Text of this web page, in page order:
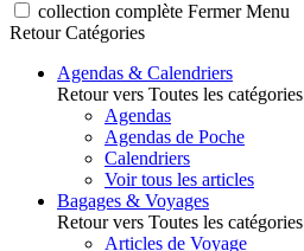
collection complète Fermer Menu
Retour Catégories
Agendas & Calendriers
Retour vers Toutes les catégories
Agendas
Agendas de Poche
Calendriers
Voir tous les articles
Bagages & Voyages
Retour vers Toutes les catégories
Articles de Voyage